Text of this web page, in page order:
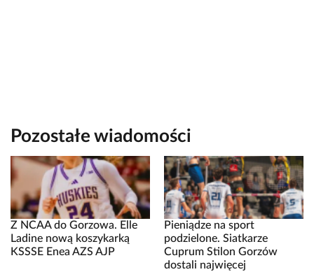
Pozostałe wiadomości
Z NCAA do Gorzowa. Elle
Ladine nową koszykarką
KSSSE Enea AZS AJP
Pieniądze na sport
podzielone. Siatkarze
Cuprum Stilon Gorzów
dostali najwięcej